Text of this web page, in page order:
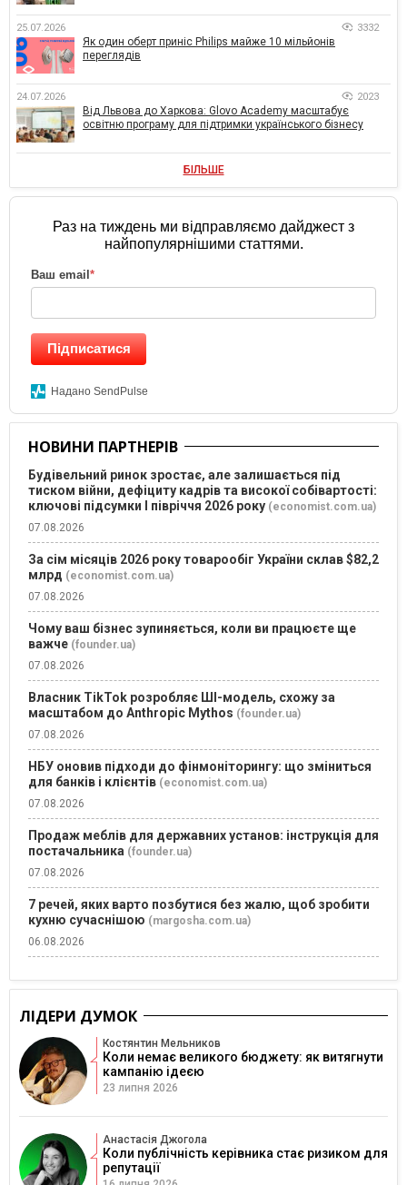
25.07.2026 3332
Як один оберт приніс Philips майже 10 мільйонів
переглядів
24.07.2026 2023
Від Львова до Харкова: Glovo Academy масштабує
освітню програму для підтримки українського бізнесу
БІЛЬШЕ
Раз на тиждень ми відправляємо дайджест з
найпопулярнішими статтями.
Ваш email *
Підписатися
Надано SendPulse
НОВИНИ ПАРТНЕРІВ
Будівельний ринок зростає, але залишається під
тиском війни, дефіциту кадрів та високої собівартості:
ключові підсумки І півріччя 2026 року (economist.com.ua)
07.08.2026
За сім місяців 2026 року товарообіг України склав $82,2
млрд (economist.com.ua)
07.08.2026
Чому ваш бізнес зупиняється, коли ви працюєте ще
важче (founder.ua)
07.08.2026
Власник TikTok розробляє ШІ-модель, схожу за
масштабом до Anthropic Mythos (founder.ua)
07.08.2026
НБУ оновив підходи до фінмоніторингу: що зміниться
для банків і клієнтів (economist.com.ua)
07.08.2026
Продаж меблів для державних установ: інструкція для
постачальника (founder.ua)
07.08.2026
7 речей, яких варто позбутися без жалю, щоб зробити
кухню сучаснішою (margosha.com.ua)
06.08.2026
ЛІДЕРИ ДУМОК
Костянтин Мельников
Коли немає великого бюджету: як витягнути
кампанію ідеєю
23 липня 2026
Анастасія Джогола
Коли публічність керівника стає ризиком для
репутації